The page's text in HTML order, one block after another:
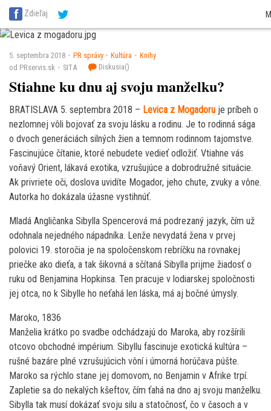
SITA Energetika
SITA Reality
SITA Školstvo
Zdieľaj
5. septembra 2018 PR správy Kultúra
Knihy
od PRservis.sk
SITA Diskusia()
Stiahne ku dnu aj svoju manželku?
BRATISLAVA 5. septembra 2018 – Levica z Mogadoru je príbeh o
nezlomnej vôli bojovať za svoju lásku a rodinu. Je to rodinná sága
o dvoch generáciách silných žien a temnom rodinnom tajomstve.
Fascinujúce čítanie, ktoré nebudete vedieť odložiť. Vtiahne vás
voňavý Orient, lákavá exotika, vzrušujúce a dobrodružné situácie.
Ak privriete oči, doslova uvidíte Mogador, jeho chute, zvuky a vône.
Autorka ho dokázala úžasne vystihnúť.
Mladá Angličanka Sibylla Spencerová má podrezaný jazyk, čím už
odohnala nejedného nápadníka. Lenže nevydatá žena v prvej
polovici 19. storočia je na spoločenskom rebríčku na rovnakej
priečke ako dieťa, a tak šikovná a sčítaná Sibylla prijme žiadosť o
ruku od Benjamina Hopkinsa. Ten pracuje v lodiarskej spoločnosti
jej otca, no k Sibylle ho neťahá len láska, má aj bočné úmysly.
Maroko, 1836
Manželia krátko po svadbe odchádzajú do Maroka, aby rozšírili
otcovo obchodné impérium. Sibyllu fascinuje exotická kultúra –
rušné bazáre plné vzrušujúcich vôní i úmorná horúčava púšte.
Maroko sa rýchlo stane jej domovom, no Benjamin v Afrike trpí.
Zapletie sa do nekalých kšeftov, čím ťahá na dno aj svoju manželku.
Sibylla tak musí dokázať svoju silu a statočnosť, čo v časoch a v